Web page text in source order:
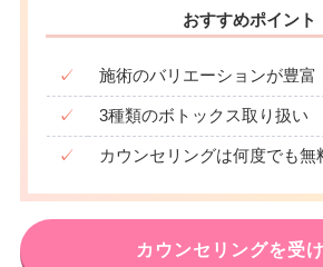
おすすめポイント
✓ 施術のバリエーションが豊富
✓ 3種類のボトックス取り扱い
✓ カウンセリングは何度でも
カウンセリングを受け